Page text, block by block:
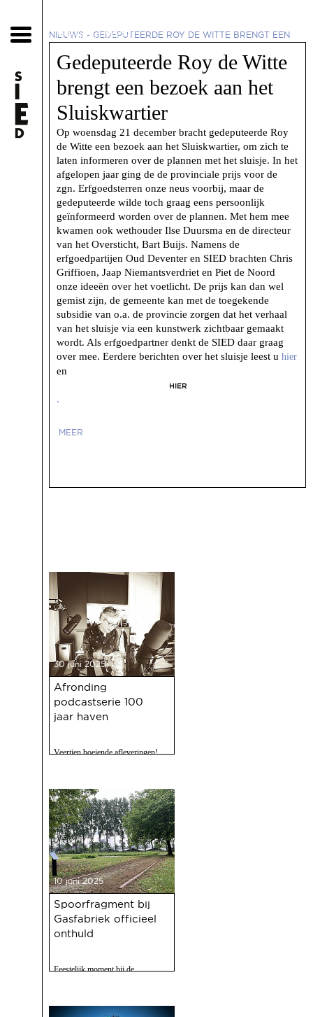
NIEUWS - GEDEPUTEERDE ROY DE WITTE BRENGT EEN
5 januari 2023
Gedeputeerde Roy de Witte
brengt een bezoek aan het
Sluiskwartier
Op woensdag 21 december bracht gedeputeerde Roy
de Witte een bezoek aan het Sluiskwartier, om zich te
laten informeren over de plannen met het sluisje. In het
afgelopen jaar ging de de provinciale prijs voor de
zgn. Erfgoedsterren onze neus voorbij, maar de
gedeputeerde wilde toch graag eens persoonlijk
geïnformeerd worden over de plannen. Met hem mee
kwamen ook wethouder Ilse Duursma en de directeur
van het Oversticht, Bart Buijs. Namens de
erfgoedpartijen Oud Deventer en SIED brachten Chris
Griffioen, Jaap Niemantsverdriet en Piet de Noord
onze ideeën over het voetlicht. De prijs kan dan wel
gemist zijn, de gemeente kan met de toegekende
subsidie van o.a. de provincie zorgen dat het verhaal
van het sluisje via een kunstwerk zichtbaar gemaakt
wordt. Als erfgoedpartner denkt de SIED daar graag
over mee. Eerdere berichten over het sluisje leest u hier
en
hier
.
MEER
30 juni 2025
Afronding
podcastserie 100
jaar haven
Veertien boeiende afleveringen!
10 juni 2025
Spoorfragment bij
Gasfabriek officieel
onthuld
Feestelijk moment bij de